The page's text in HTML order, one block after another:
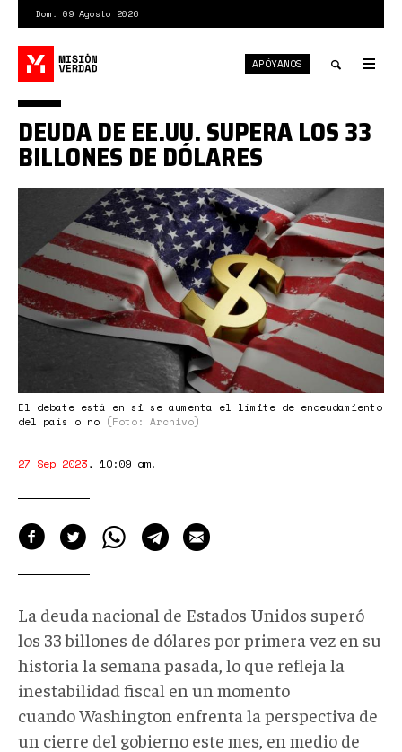
contenido
principal
Dom. 09 Agosto 2026
search
APÓYANOS
15562116_xl.jpg
El debate está en si se aumenta el límite de endeudamiento
del país o no (Foto: Archivo)
DEUDA DE EE.UU. SUPERA LOS 33
BILLONES DE DÓLARES
27 Sep 2023, 10:09 am.
La deuda nacional de Estados Unidos superó
los 33 billones de dólares por primera vez en su
historia la semana pasada, lo que refleja la
inestabilidad fiscal en un momento
cuando Washington enfrenta la perspectiva de
un cierre del gobierno este mes, en medio de